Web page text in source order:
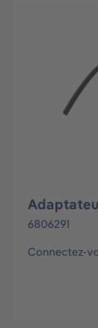
6806291
Connectez-